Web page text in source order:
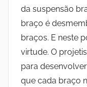
da suspensão
braço é
braços. E neste
virtude. O
para
que cada braço